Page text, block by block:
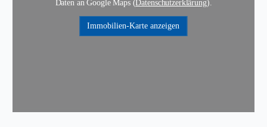
Daten an Google Maps (Datenschutzerklärung).
Immobilien-Karte anzeigen